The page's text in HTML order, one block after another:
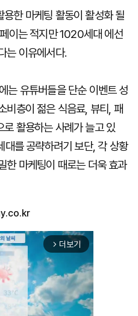
한 마케팅 활동이 활성화 될
이는 적지만 1020세대 에선
는 이유에서다.
는 유튜버들을 단순 이벤트 성
비층이 젊은 식음료, 뷰티, 패
활용하는 사례가 늘고 있
를 공략하려기 보단, 각 상황
한 마케팅이 때로는 더욱 효과
arrow_forward_ios 더보기